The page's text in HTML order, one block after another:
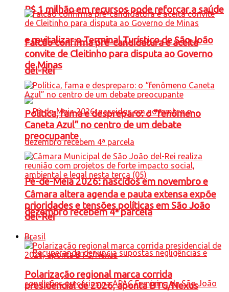
R$ 1 milhão em recursos pode reforçar a saúde
e revitalizar o Terminal Turístico de São João
del-Rei
Pé-de-Meia 2026: nascidos em novembro e
dezembro recebem 4ª parcela
Falcão confirma pré-candidatura e aceita
convite de Cleitinho para disputa ao Governo
de Minas
Política, fama e despreparo: o “fenômeno
Caneta Azul” no centro de um debate
preocupante
Câmara altera agenda e pauta extensa expõe
prioridades e tensões políticas em São João
del-Rei
Brasil
Polarização regional marca corrida
presidencial de 2026, aponta BTG/Nexus